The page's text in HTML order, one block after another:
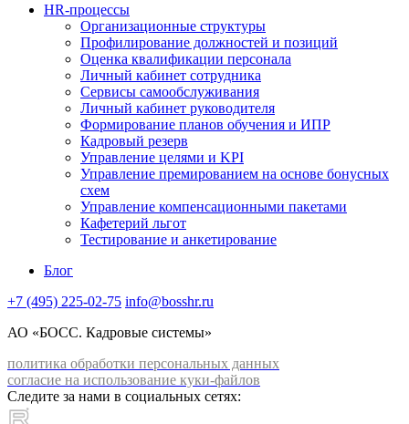
HR-процессы
Организационные структуры
Профилирование должностей и позиций
Оценка квалификации персонала
Личный кабинет сотрудника
Сервисы самообслуживания
Личный кабинет руководителя
Формирование планов обучения и ИПР
Кадровый резерв
Управление целями и KPI
Управление премированием на основе бонусных
схем
Управление компенсационными пакетами
Кафетерий льгот
Тестирование и анкетирование
Блог
+7 (495) 225-02-75 info@bosshr.ru
АО «БОСС. Кадровые системы»
политика обработки персональных данных
согласие на использование куки-файлов
Следите за нами в социальных сетях: